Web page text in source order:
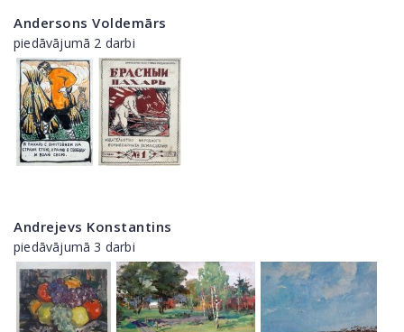
Andersons Voldemārs
piedāvājumā 2 darbi
Andrejevs Konstantins
piedāvājumā 3 darbi